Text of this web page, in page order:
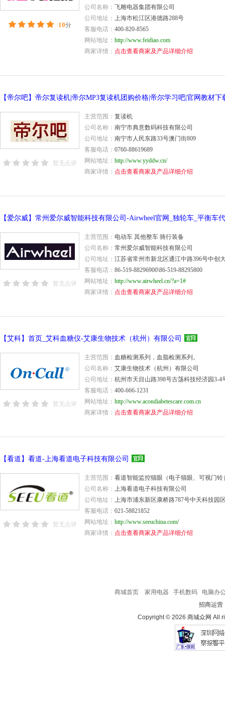
10分
暖、涂料、移动照明、五金工具等
公司名称：飞雕电器集团有限公司
公司地址：上海市松江区港德路288号
客服电话：400-820-8565
网站地址：http://www.feidiao.com
商家详情： 点击查看商家及产品详细介绍
【帝尔吧】帝尔复读机|帝尔MP3复读机团购价格|帝尔学习吧|官网教材下
暂无点评
主营范围：复读机
公司名称：南宁市典意数码科技有限公司
公司地址：南宁市人民东路33号澳门街809
客服电话：0760-88619689
网站地址：http://www.yyddw.cn/
商家详情： 点击查看商家及产品详细介绍
暂无点评
主营范围： 电动车 其他整车 骑行装备
公司名称：常州爱尔威智能科技有限公司
公司地址：江苏省常州市新北区通江中路396号中创
客服电话：86-519-88296900\86-519-88295800
网站地址：http://www.airwheel.cn/?a=1#
商家详情： 点击查看商家及产品详细介绍
【艾科】首页_艾科血糖仪-艾康生物技术（杭州）有限公司
暂无点评
主营范围： 血糖检测系列，血脂检测系列。
公司名称：艾康生物技术（杭州）有限公司
公司地址：杭州市天目山路398号古荡科技经济园3-4
客服电话：400-666-1231
网站地址：http://www.acondiabetescare.com.cn
商家详情： 点击查看商家及产品详细介绍
【看道】看道-上海看道电子科技有限公司
暂无点评
主营范围：看道智能监控猫眼（电子猫眼、可视门铃
公司名称：上海看道电子科技有限公司
公司地址：上海市浦东新区康桥路787号中天科技园
客服电话：021-58821852
网站地址：http://www.seeuchina.com/
商家详情： 点击查看商家及产品详细介绍
商城首页 家用电器 手机数码
电脑办
招商运营
Copyright © 2026 商城众网 All